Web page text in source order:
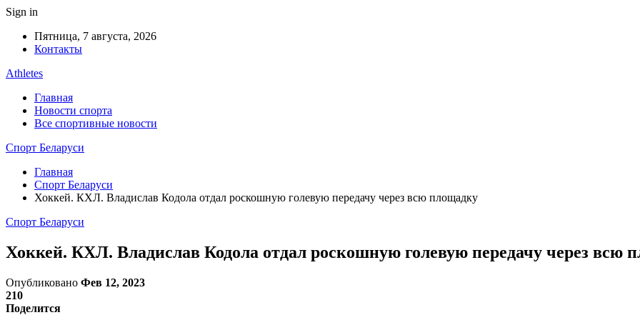
Sign in
Пятница, 7 августа, 2026
Контакты
Athletes
Главная
Новости спорта
Все спортивные новости
Спорт Беларуси
Главная
Спорт Беларуси
Хоккей. КХЛ. Владислав Кодола отдал роскошную голевую передачу через всю площадку
Спорт Беларуси
Хоккей. КХЛ. Владислав Кодола отдал роскошную голевую передачу через всю
Опубликовано Фев 12, 2023
210
Поделится